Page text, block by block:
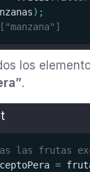
) ;
los
.
las frutas
=